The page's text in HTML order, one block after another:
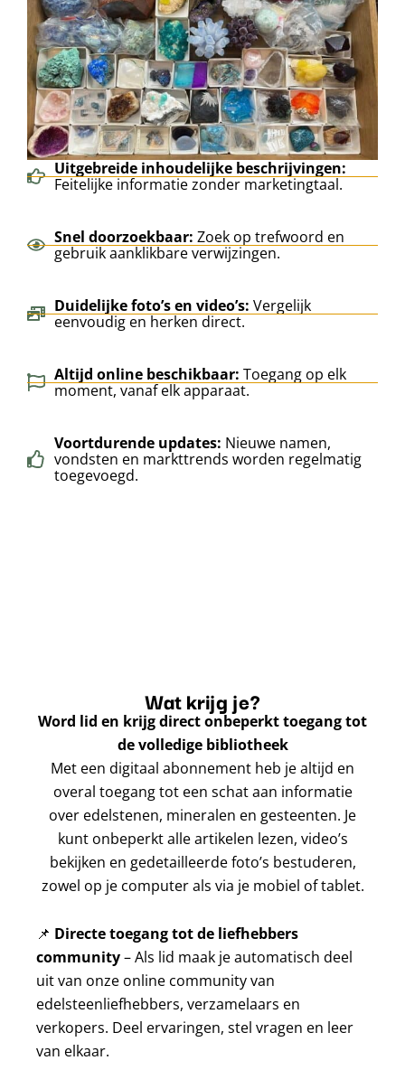
Uitgebreide inhoudelijke beschrijvingen:
Feitelijke informatie zonder marketingtaal.
Snel doorzoekbaar: Zoek op trefwoord en
gebruik aanklikbare verwijzingen.
Duidelijke foto’s en video’s: Vergelijk
eenvoudig en herken direct.
Altijd online beschikbaar: Toegang op elk
moment, vanaf elk apparaat.
Voortdurende updates: Nieuwe namen,
vondsten en markttrends worden regelmatig
toegevoegd.
Wat krijg je?
Word lid en krijg direct onbeperkt toegang tot
de volledige bibliotheek
Met een digitaal abonnement heb je altijd en
overal toegang tot een schat aan informatie
over edelstenen, mineralen en gesteenten. Je
kunt onbeperkt alle artikelen lezen, video’s
bekijken en gedetailleerde foto’s bestuderen,
zowel op je computer als via je mobiel of tablet.
📌 Directe toegang tot de liefhebbers
community– Als lid maak je automatisch deel
uit van onze online community van
edelsteenliefhebbers, verzamelaars en
verkopers. Deel ervaringen, stel vragen en leer
van elkaar.